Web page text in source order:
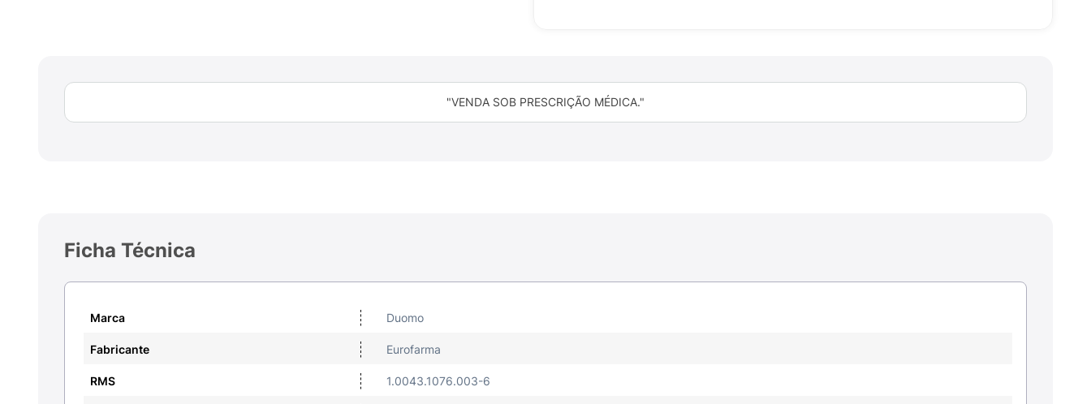
"VENDA SOB PRESCRIÇÃO MÉDICA."
Ficha Técnica
Marca Duomo
Fabricante Eurofarma
RMS 1.0043.1076.003-6